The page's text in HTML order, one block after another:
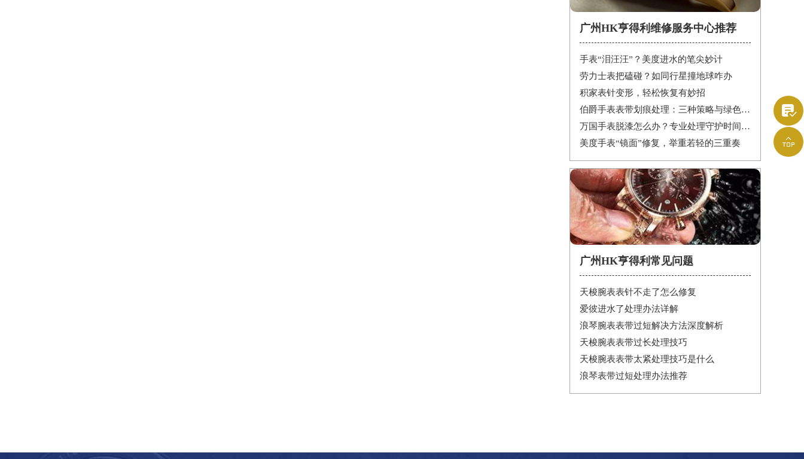
广州HK亨得利维修服务中心推荐
手表“泪汪汪”？美度进水的笔尖妙计
劳力士表把磕碰？如同行星撞地球咋办
积家表针变形，轻松恢复有妙招
伯爵手表表带划痕处理：三种策略与绿色陪伴
万国手表脱漆怎么办？专业处理守护时间之美
美度手表“镜面”修复，举重若轻的三重奏
广州HK亨得利常见问题
天梭腕表表针不走了怎么修复
爱彼进水了处理办法详解
浪琴腕表表带过短解决方法深度解析
天梭腕表表带过长处理技巧
天梭腕表表带太紧处理技巧是什么
浪琴表带过短处理办法推荐

